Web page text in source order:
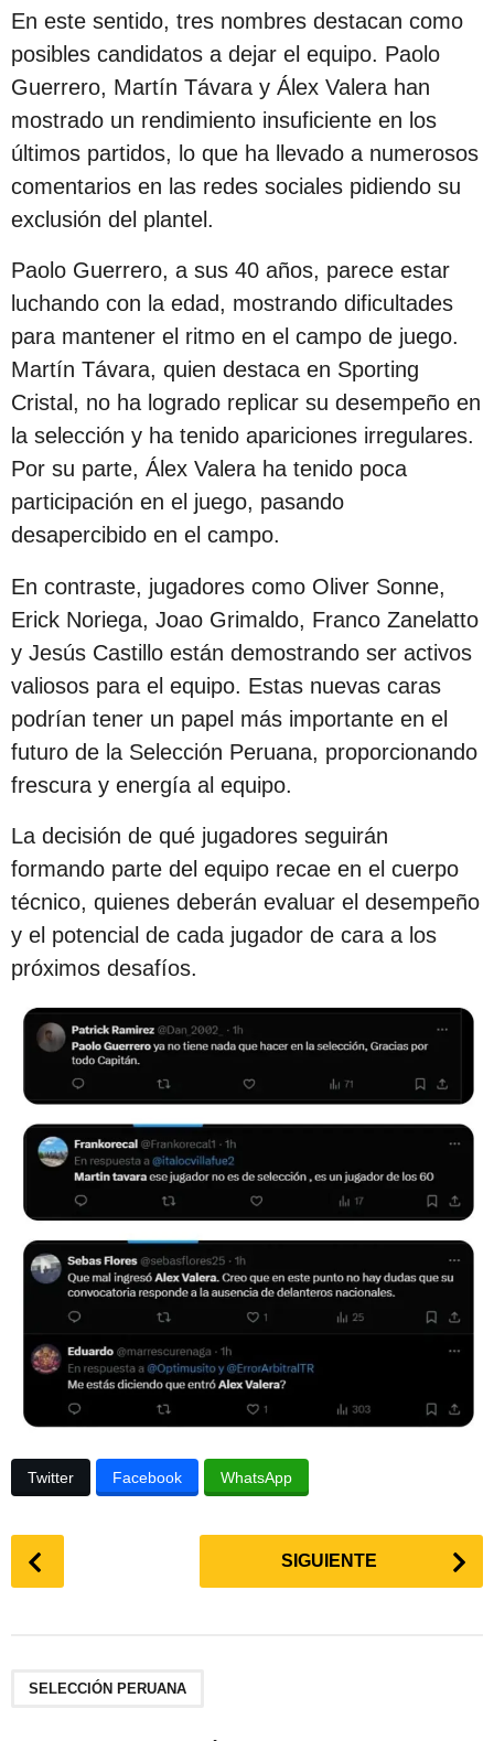
s
d
e
s
d
e
l
p
u
b
l
i
c
a
c
i
ó
n
En este sentido, tres nombres destacan como
posibles candidatos a dejar el equipo. Paolo
Guerrero, Martín Távara y Álex Valera han
mostrado un rendimiento insuficiente en los
últimos partidos, lo que ha llevado a numerosos
comentarios en las redes sociales pidiendo su
exclusión del plantel.
Paolo Guerrero, a sus 40 años, parece estar
luchando con la edad, mostrando dificultades
para mantener el ritmo en el campo de juego.
Martín Távara, quien destaca en Sporting
Cristal, no ha logrado replicar su desempeño en
la selección y ha tenido apariciones irregulares.
Por su parte, Álex Valera ha tenido poca
participación en el juego, pasando
desapercibido en el campo.
En contraste, jugadores como Oliver Sonne,
Erick Noriega, Joao Grimaldo, Franco Zanelatto
y Jesús Castillo están demostrando ser activos
valiosos para el equipo. Estas nuevas caras
podrían tener un papel más importante en el
futuro de la Selección Peruana, proporcionando
frescura y energía al equipo.
La decisión de qué jugadores seguirán
formando parte del equipo recae en el cuerpo
técnico, quienes deberán evaluar el desempeño
y el potencial de cada jugador de cara a los
próximos desafíos.
Twitter Facebook WhatsApp
SIGUIENTE
SELECCIÓN PERUANA